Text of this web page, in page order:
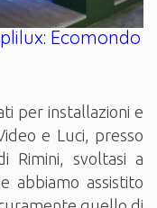
Ecomondo
per installazioni e
e Luci, presso
Rimini, svoltasi a
abbiamo assistito